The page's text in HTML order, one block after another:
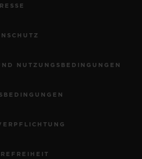
39
NUTZUNGSBEDINGUNGEN